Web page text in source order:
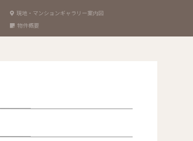
現地・マンションギャラリー案内図
物件概要